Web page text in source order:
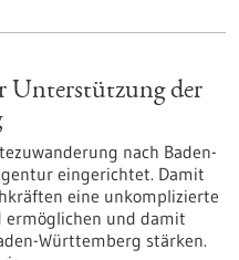
Unterstützung der
nach Baden-
eingerichtet. Damit
eine unkomplizierte
ermöglichen und damit
Württemberg stärken.